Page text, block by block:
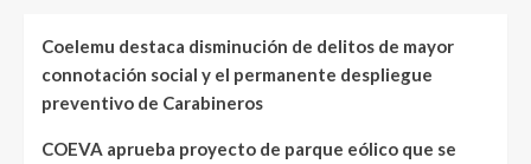
Coelemu destaca disminución de delitos de mayor
connotación social y el permanente despliegue
preventivo de Carabineros
COEVA aprueba proyecto de parque eólico que se